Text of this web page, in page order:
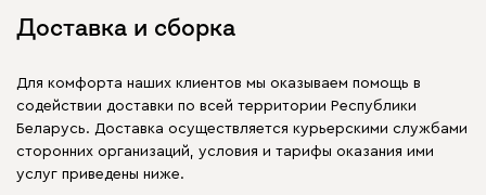
Доставка и сборка
Для комфорта наших клиентов мы оказываем помощь в
содействии доставки по всей территории Республики
Беларусь. Доставка осуществляется курьерскими службами
сторонних организаций, условия и тарифы оказания ими
услуг приведены ниже.